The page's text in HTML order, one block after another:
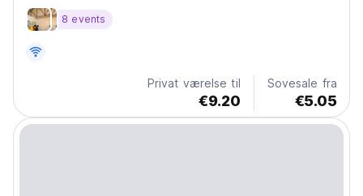
8 events
Privat værelse til
€9.20
Sovesale fra
€5.05